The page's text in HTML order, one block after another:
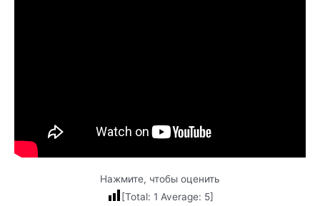
Нажмите, чтобы оценить
[Total: 1 Average: 5]